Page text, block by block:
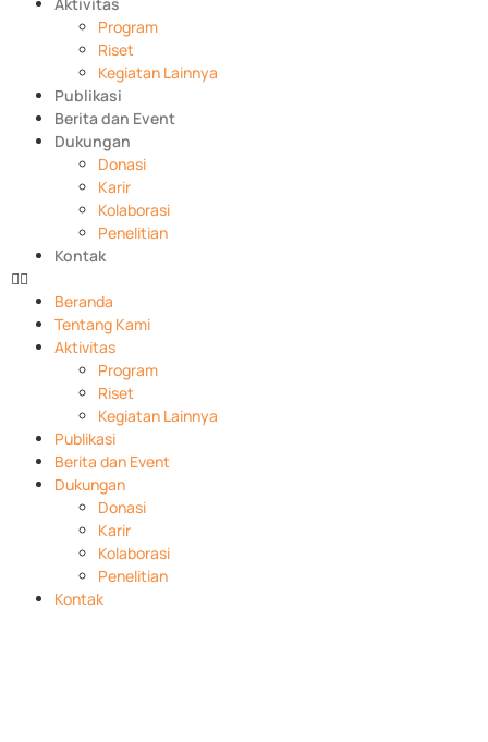
Program
Riset
Kegiatan Lainnya
Publikasi
Berita dan Event
Dukungan
Donasi
Karir
Kolaborasi
Penelitian
Kontak
Beranda
Tentang Kami
Aktivitas
Program
Riset
Kegiatan Lainnya
Publikasi
Berita dan Event
Dukungan
Donasi
Karir
Kolaborasi
Penelitian
Kontak